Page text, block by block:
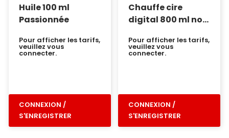
Huile 100 ml
Passionnée
Pour afficher les tarifs,
veuillez vous
connecter.
CONNEXION /
S'ENREGISTRER
Chauffe cire
digital 800 ml noir
Pour afficher les tarifs,
veuillez vous
connecter.
CONNEXION /
S'ENREGISTRER